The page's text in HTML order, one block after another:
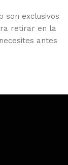
son exclusivos
retirar en la
antes